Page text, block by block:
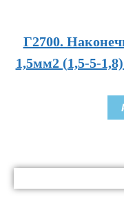
Г2700.
1,5мм2 (1,5-5-